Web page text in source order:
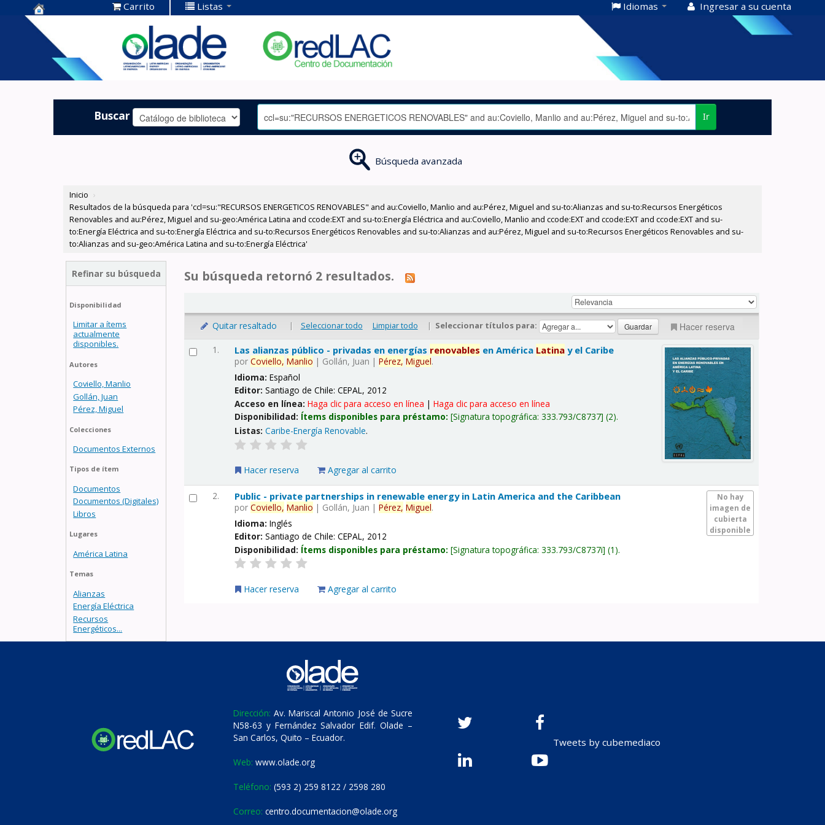
Centro de
Documentación
OLADE -
Carrito Listas Idiomas Ingresar a su cuenta
Buscar Ir
Búsqueda avanzada
Inicio ›
Resultados de la búsqueda para 'ccl=su:"RECURSOS ENERGETICOS RENOVABLES" and au:Coviello, Manlio and au:Pérez, Miguel and su-to:Alianzas and su-to:Recursos Energéticos
Renovables and au:Pérez, Miguel and su-geo:América Latina and ccode:EXT and su-to:Energía Eléctrica and au:Coviello, Manlio and ccode:EXT and ccode:EXT and ccode:EXT and su-
to:Energía Eléctrica and su-to:Energía Eléctrica and su-to:Recursos Energéticos Renovables and su-to:Alianzas and au:Pérez, Miguel and su-to:Recursos Energéticos Renovables and su-
to:Alianzas and su-geo:América Latina and su-to:Energía Eléctrica'
Refinar su búsqueda
Disponibilidad
Limitar a ítems
actualmente
disponibles.
Autores
Coviello, Manlio
Gollán, Juan
Pérez, Miguel
Colecciones
Documentos Externos
Tipos de ítem
Documentos
Documentos (Digitales)
Libros
Lugares
América Latina
Temas
Alianzas
Energía Eléctrica
Recursos
Energéticos...
Su búsqueda retornó 2 resultados.
Quitar resaltado | Seleccionar todo Limpiar todo | Seleccionar títulos para: Hacer reserva
1. Las alianzas público - privadas en energías renovables en América Latina y el Caribe
porCoviello, Manlio | Gollán, Juan |Pérez, Miguel.
Idioma:Español
Editor:Santiago de Chile: CEPAL, 2012
Acceso en línea:Haga clic para acceso en línea |Haga clic para acceso en línea
Disponibilidad: Ítems disponibles para préstamo: Signatura topográfica:333.793/C8737 (2).
Listas: Caribe-Energía Renovable.
Hacer reserva Agregar al carrito
2.
No hay
imagen de
cubierta
disponible
Public - private partnerships in renewable energy in Latin America and the Caribbean
porCoviello, Manlio | Gollán, Juan |Pérez, Miguel.
Idioma:Inglés
Editor:Santiago de Chile: CEPAL, 2012
Disponibilidad: Ítems disponibles para préstamo: Signatura topográfica:333.793/C8737i (1).
Hacer reserva Agregar al carrito
Dirección: Av. Mariscal Antonio José de Sucre
N58-63 y Fernández Salvador Edif. Olade –
San Carlos, Quito – Ecuador.
Web: www.olade.org
Teléfono: (593 2) 259 8122 / 2598 280
Correo: centro.documentacion@olade.org
Tweets by cubemediaco